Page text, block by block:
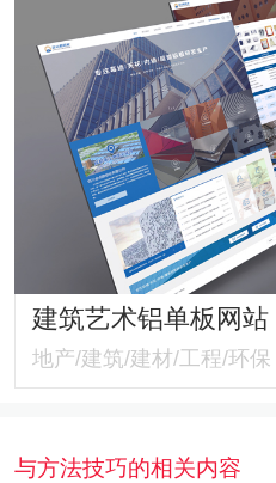
地产/建筑/建材/工程/环保
与方法技巧的相关内容